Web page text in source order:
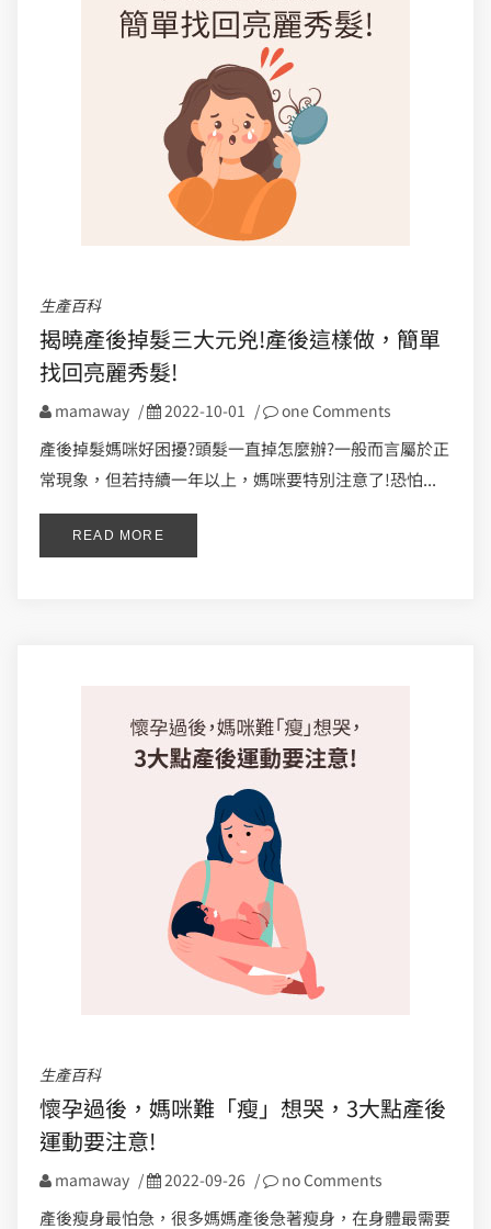
生產百科
揭曉產後掉髮三大元兇!產後這樣做，簡單
找回亮麗秀髮!
mamaway / 2022-10-01 / one Comments
產後掉髮媽咪好困擾?頭髮一直掉怎麼辦?一般而言屬於正
常現象，但若持續一年以上，媽咪要特別注意了!恐怕...
READ MORE
生產百科
懷孕過後，媽咪難「瘦」想哭，3大點產後
運動要注意!
mamaway / 2022-09-26 / no Comments
產後瘦身最怕急，很多媽媽產後急著瘦身，在身體最需要